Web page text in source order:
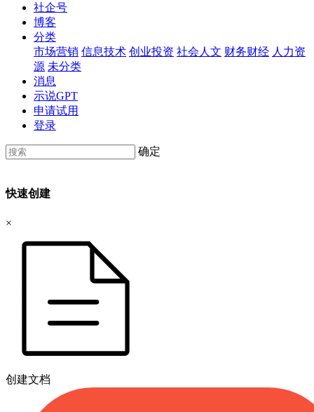
社企号
博客
分类
市场营销 信息技术 创业投资 社会人文 财务财经 人力资
源 未分类
消息
示说GPT
申请试用
登录
确定
快速创建
×
创建文档